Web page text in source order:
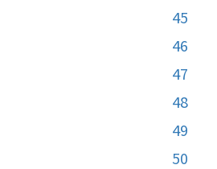
45
46
47
48
49
50